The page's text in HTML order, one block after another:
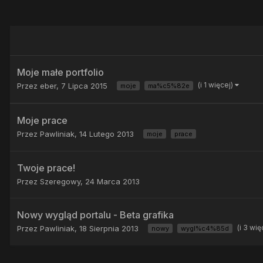
Moje małe portfolio
Przez eber, 7 Lipca 2015 moje ma%c5%82e (i 1 więcej)
Moje prace
Przez Pawliniak, 14 Lutego 2013 moje prace
Twoje prace!
Przez Szeregowy, 24 Marca 2013
Nowy wygląd portalu - Beta grafika
Przez Pawliniak, 18 Sierpnia 2013 nowy wygl%c4%85d (i 3